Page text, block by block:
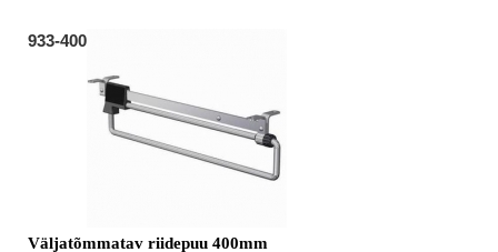
933-400
Väljatõmmatav riidepuu 400mm